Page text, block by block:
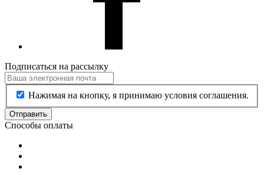
Подписаться на рассылку
Нажимая на кнопку, я принимаю условия соглашения.
Отправить
Способы оплаты